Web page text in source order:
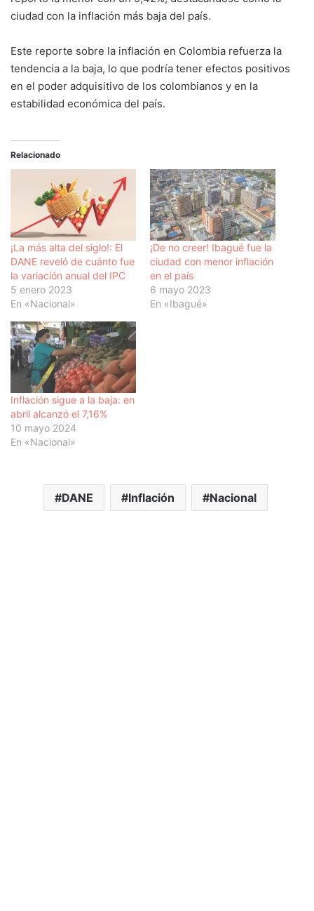
ciudad con la inflación más baja del país.
Este reporte sobre la inflación en Colombia refuerza la
tendencia a la baja, lo que podría tener efectos positivos
en el poder adquisitivo de los colombianos y en la
estabilidad económica del país.
Relacionado
¡La más alta del siglo!: El
DANE reveló de cuánto fue
la variación anual del IPC
5 enero 2023
En «Nacional»
¡De no creer! Ibagué fue la
ciudad con menor inflación
en el país
6 mayo 2023
En «Ibagué»
Inflación sigue a la baja: en
abril alcanzó el 7,16%
10 mayo 2024
En «Nacional»
DANE Inflación Nacional